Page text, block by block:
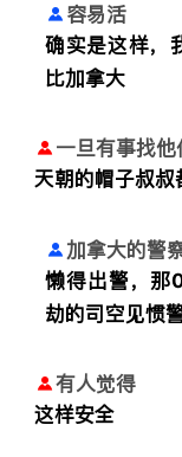
容易活
确实是这样，
比加拿大
一旦有事找他
天朝的帽子叔叔
加拿大的警
懒得出警，那
劫的司空见惯
有人觉得
这样安全